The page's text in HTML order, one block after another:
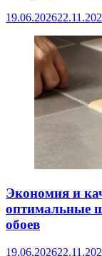
19.06.2026
Экономия и
оптимальные
обоев
19.06.2026